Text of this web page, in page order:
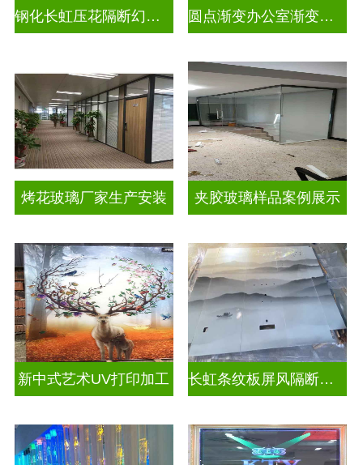
钢化长虹压花隔断幻彩炫彩渐变玻璃 圆点渐变办公室渐变隔断装饰玻璃
烤花玻璃厂家生产安装 夹胶玻璃样品案例展示
新中式艺术UV打印加工 长虹条纹板屏风隔断装饰彩绘玻璃